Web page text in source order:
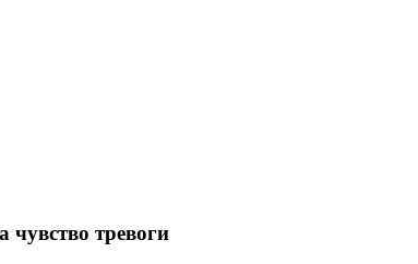
чувство тревоги